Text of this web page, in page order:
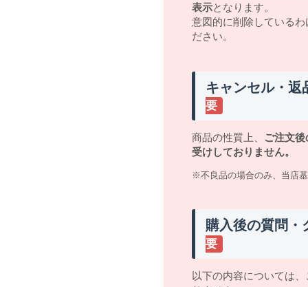
表示となります。
意図的に削除している
ださい。
キャンセル・返
要
商品の性質上、 ご注文
受けしておりません。
※不良品の場合のみ、当店
購入後の質問・
要
以下の内容については